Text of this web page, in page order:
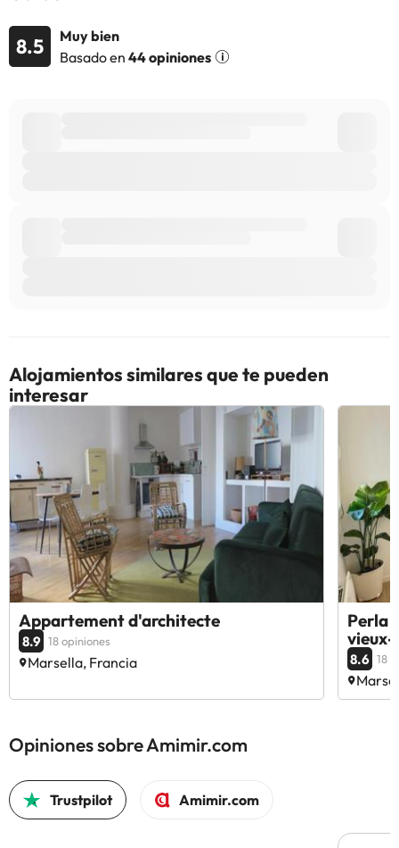
alojamiento. Si tienes dudas, contáctanos.
8.5
Muy bien
Basado en 44 opiniones
Alojamientos similares que te pueden
interesar
Appartement d'architecte
8.9 18 opiniones
Marsella, Francia
Perla
8.6 18
Opiniones sobre Amimir.com
Trustpilot Amimir.com